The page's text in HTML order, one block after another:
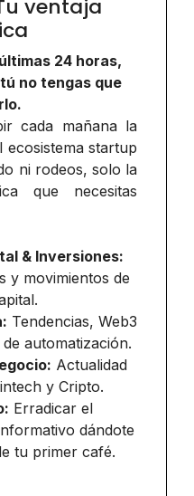
ventaja
24 horas,
no tengas que
cada mañana la
ecosistema startup
ni rodeos, solo la
que necesitas
& Inversiones:
y movimientos de
Tendencias, Web3
automatización.
Actualidad
y Cripto.
Erradicar el
dándote
tu primer café.